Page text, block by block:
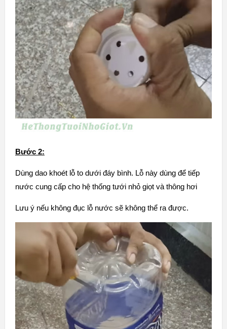
Bước 2:
Dùng dao khoét lỗ to dưới đáy bình. Lỗ này dùng để tiếp
nước cung cấp cho hệ thống tưới nhỏ giọt và thông hơi
Lưu ý nếu không đục lỗ nước sẽ không thể ra được.